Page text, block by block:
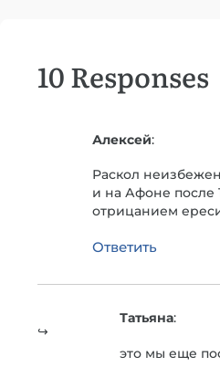
10 Responses
Алексей:
Раскол
и на Афоне после
отрицанием
Ответить
Татьяна:
это мы еще